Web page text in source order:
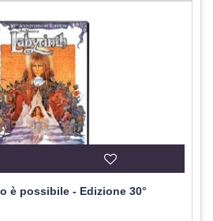
è possibile - Edizione 30°